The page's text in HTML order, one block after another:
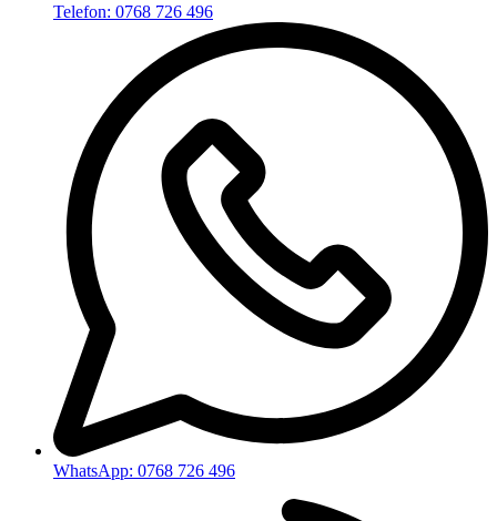
Telefon: 0768 726 496
WhatsApp: 0768 726 496